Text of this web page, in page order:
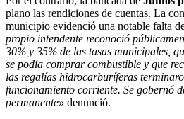
plano las rendiciones de cuentas. La
municipio evidenció una notable falta
propio intendente reconoció
30% y 35% de las tasas municipales,
se podía comprar combustible y que
las regalías hidrocarburíferas
funcionamiento corriente. Se gobernó
permanente» denunció.